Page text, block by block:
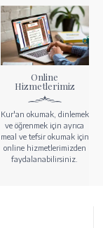
Online
Hizmetlerimiz
Kur'an okumak, dinlemek
ve öğrenmek için ayrıca
meal ve tefsir okumak için
online hizmetlerimizden
faydalanabilirsiniz.